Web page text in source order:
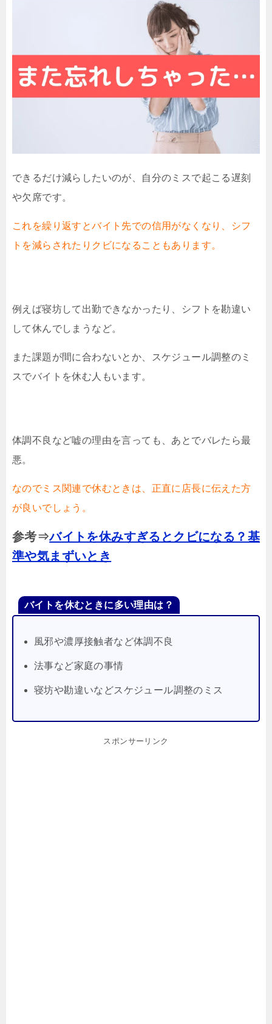
できるだけ減らしたいのが、自分のミスで起こる遅刻
や欠席です。
これを繰り返すとバイト先での信用がなくなり、シフ
トを減らされたりクビになることもあります。
例えば寝坊して出勤できなかったり、シフトを勘違い
して休んでしまうなど。
また課題が間に合わないとか、スケジュール調整のミ
スでバイトを休む人もいます。
体調不良など嘘の理由を言っても、あとでバレたら最
悪。
なのでミス関連で休むときは、正直に店長に伝えた方
が良いでしょう。
参考⇒バイトを休みすぎるとクビになる？基
準や気まずいとき
バイトを休むときに多い理由は？
風邪や濃厚接触者など体調不良
法事など家庭の事情
寝坊や勘違いなどスケジュール調整のミス
スポンサーリンク